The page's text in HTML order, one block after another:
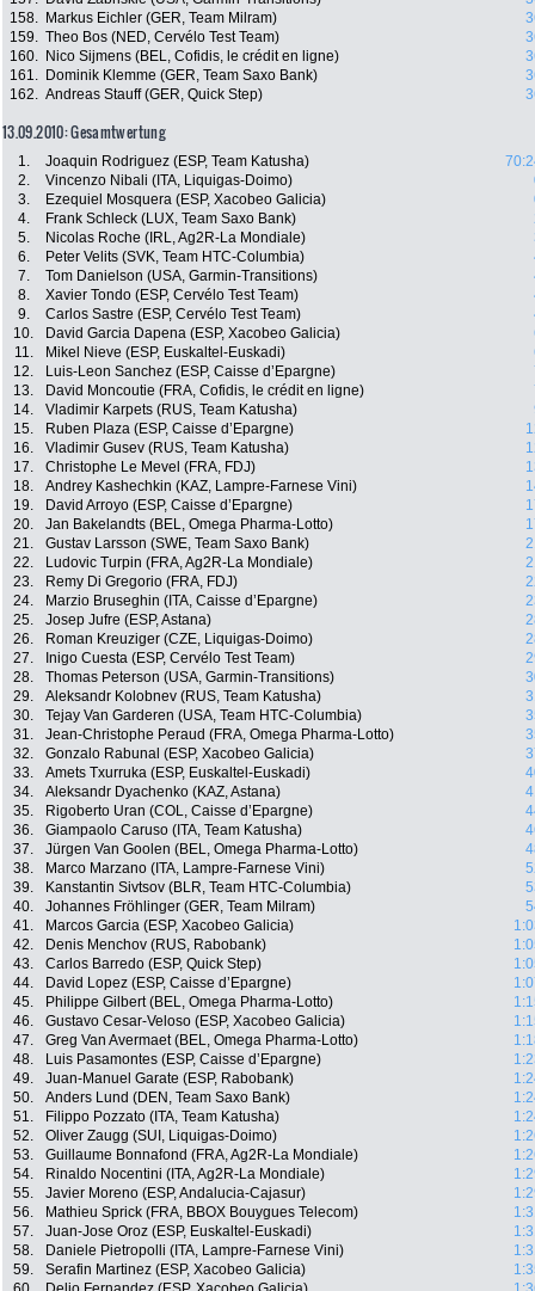
158.
Markus Eichler (GER, Team Milram)
159. Theo Bos (NED, Cervélo Test Team)
160.
Nico Sijmens (BEL, Cofidis, le crédit en ligne)
161.
Dominik Klemme (GER, Team Saxo Bank)
162. Andreas Stauff (GER, Quick Step)
13.09.2010: Gesamtwertung
1. Joaquin Rodriguez (ESP, Team Katusha)
2.
Vincenzo Nibali (ITA, Liquigas-Doimo)
3.
Ezequiel Mosquera (ESP, Xacobeo Galicia)
4.
Frank Schleck (LUX, Team Saxo Bank)
5.
Nicolas Roche (IRL, Ag2R-La Mondiale)
6.
Peter Velits (SVK, Team HTC-Columbia)
7.
Tom Danielson (USA, Garmin-Transitions)
8.
Xavier Tondo (ESP, Cervélo Test Team)
9.
Carlos Sastre (ESP, Cervélo Test Team)
10.
David Garcia Dapena (ESP, Xacobeo Galicia)
11.
Mikel Nieve (ESP, Euskaltel-Euskadi)
12.
Luis-Leon Sanchez (ESP, Caisse d’Epargne)
13.
David Moncoutie (FRA, Cofidis, le crédit en ligne)
14.
Vladimir Karpets (RUS, Team Katusha)
15.
Ruben Plaza (ESP, Caisse d’Epargne)
16.
Vladimir Gusev (RUS, Team Katusha)
17.
Christophe Le Mevel (FRA, FDJ)
18.
Andrey Kashechkin (KAZ, Lampre-Farnese Vini)
19.
David Arroyo (ESP, Caisse d’Epargne)
20.
Jan Bakelandts (BEL, Omega Pharma-Lotto)
21.
Gustav Larsson (SWE, Team Saxo Bank)
22.
Ludovic Turpin (FRA, Ag2R-La Mondiale)
23.
Remy Di Gregorio (FRA, FDJ)
24.
Marzio Bruseghin (ITA, Caisse d’Epargne)
25.
Josep Jufre (ESP, Astana)
26.
Roman Kreuziger (CZE, Liquigas-Doimo)
27.
Inigo Cuesta (ESP, Cervélo Test Team)
28.
Thomas Peterson (USA, Garmin-Transitions)
29.
Aleksandr Kolobnev (RUS, Team Katusha)
30.
Tejay Van Garderen (USA, Team HTC-Columbia)
31.
Jean-Christophe Peraud (FRA, Omega Pharma-Lotto)
32.
Gonzalo Rabunal (ESP, Xacobeo Galicia)
33.
Amets Txurruka (ESP, Euskaltel-Euskadi)
34.
Aleksandr Dyachenko (KAZ, Astana)
35.
Rigoberto Uran (COL, Caisse d’Epargne)
36.
Giampaolo Caruso (ITA, Team Katusha)
37.
Jürgen Van Goolen (BEL, Omega Pharma-Lotto)
38.
Marco Marzano (ITA, Lampre-Farnese Vini)
39.
Kanstantin Sivtsov (BLR, Team HTC-Columbia)
40.
Johannes Fröhlinger (GER, Team Milram)
41.
Marcos Garcia (ESP, Xacobeo Galicia)
42.
Denis Menchov (RUS, Rabobank)
43.
Carlos Barredo (ESP, Quick Step)
44.
David Lopez (ESP, Caisse d’Epargne)
45.
Philippe Gilbert (BEL, Omega Pharma-Lotto)
46.
Gustavo Cesar-Veloso (ESP, Xacobeo Galicia)
47.
Greg Van Avermaet (BEL, Omega Pharma-Lotto)
48.
Luis Pasamontes (ESP, Caisse d’Epargne)
49.
Juan-Manuel Garate (ESP, Rabobank)
50.
Anders Lund (DEN, Team Saxo Bank)
51.
Filippo Pozzato (ITA, Team Katusha)
52.
Oliver Zaugg (SUI, Liquigas-Doimo)
53.
Guillaume Bonnafond (FRA, Ag2R-La Mondiale)
54.
Rinaldo Nocentini (ITA, Ag2R-La Mondiale)
55.
Javier Moreno (ESP, Andalucia-Cajasur)
56.
Mathieu Sprick (FRA, BBOX Bouygues Telecom)
57.
Juan-Jose Oroz (ESP, Euskaltel-Euskadi)
58.
Daniele Pietropolli (ITA, Lampre-Farnese Vini)
59.
Serafin Martinez (ESP, Xacobeo Galicia)